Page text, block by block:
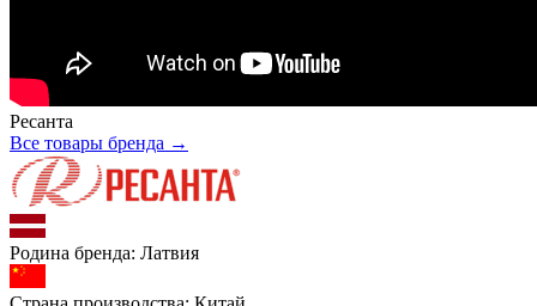
Ресанта
Все товары бренда →
Родина бренда: Латвия